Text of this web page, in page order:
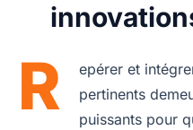
R
epérer et
pertinents
puissants pour